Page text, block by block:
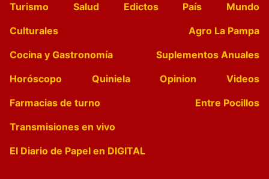
Turismo
Salud Edictos País
Mundo
Culturales
Agro La Pampa
Cocina y Gastronomía
Suplementos Anuales
Horóscopo
Quiniela Opinion
Videos
Farmacias de turno
Entre Pocillos
Transmisiones en vivo
El Diario de Papel en DIGITAL